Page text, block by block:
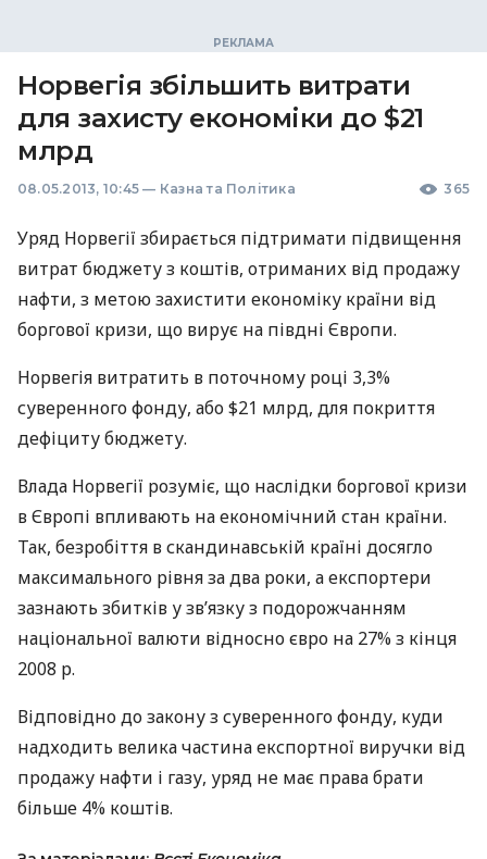
Норвегія збільшить витрати
для захисту економіки до $21
млрд
08.05.2013, 10:45 — Казна та Політика 365
Уряд Норвегії збирається підтримати підвищення
витрат бюджету з коштів, отриманих від продажу
нафти, з метою захистити економіку країни від
боргової кризи, що вирує на півдні Європи.
Норвегія витратить в поточному році 3,3%
суверенного фонду, або $21 млрд, для покриття
дефіциту бюджету.
Влада Норвегії розуміє, що наслідки боргової кризи
в Європі впливають на економічний стан країни.
Так, безробіття в скандинавській країні досягло
максимального рівня за два роки, а експортери
зазнають збитків у зв’язку з подорожчанням
національної валюти відносно євро на 27% з кінця
2008 р.
Відповідно до закону з суверенного фонду, куди
надходить велика частина експортної виручки від
продажу нафти і газу, уряд не має права брати
більше 4% коштів.